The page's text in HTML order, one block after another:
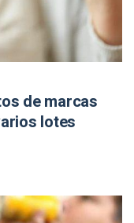
de marcas
lotes